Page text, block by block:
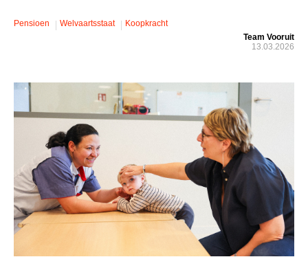
Pensioen Welvaartsstaat
Koopkracht
Team Vooruit
13.03.2026